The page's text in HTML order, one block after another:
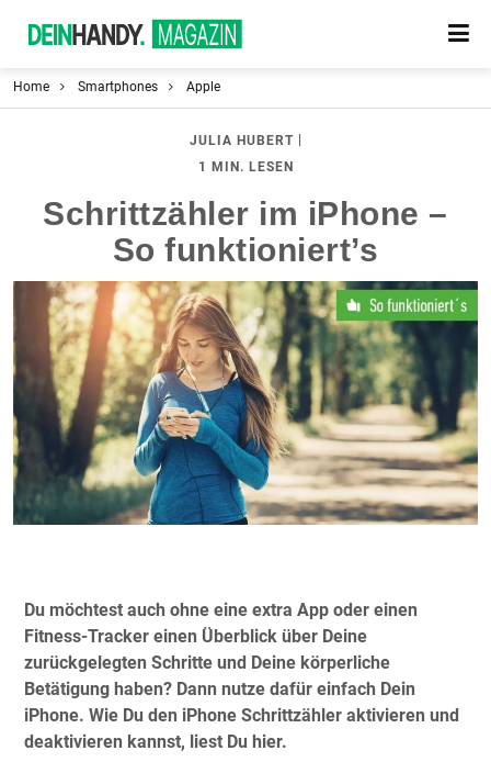
Home Smartphones Apple
JULIA HUBERT|
1 MIN. LESEN
Schrittzähler im iPhone –
So funktioniert’s
Du möchtest auch ohne eine extra App oder einen
Fitness-Tracker einen Überblick über Deine
zurückgelegten Schritte und Deine körperliche
Betätigung haben? Dann nutze dafür einfach Dein
iPhone. Wie Du den iPhone Schrittzähler aktivieren und
deaktivieren kannst, liest Du hier.